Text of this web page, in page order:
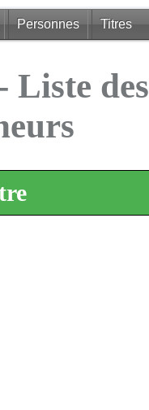
Personnes Titres
Liste des